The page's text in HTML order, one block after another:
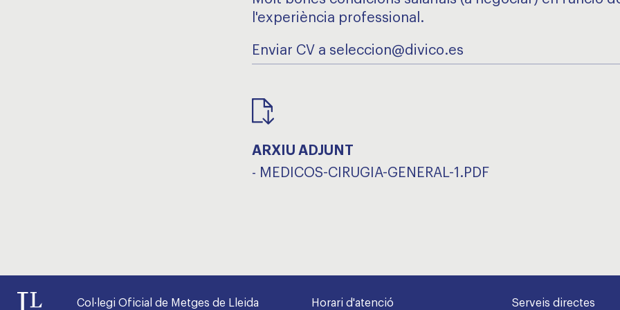
l'experiència professional.
Enviar CV a seleccion@divico.es
ARXIU ADJUNT
- MEDICOS-CIRUGIA-GENERAL-1.PDF
Col·legi Oficial de Metges de Lleida Horari d'atenció Serveis directes